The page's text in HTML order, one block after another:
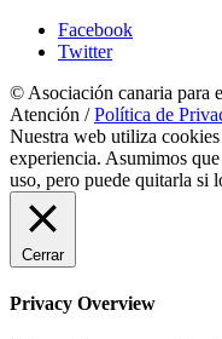
Facebook
Twitter
© Asociación canaria para
Atención /Política de
Nuestra web utiliza
experiencia. Asumimos
uso, pero puede quitarla si
Cerrar
Privacy Overview